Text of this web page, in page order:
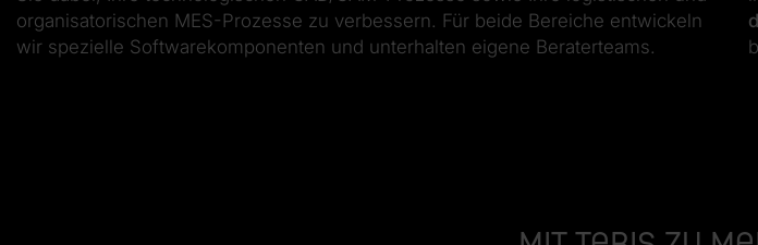
organisatorischen MES-Prozesse zu verbessern. Für beide Bereiche entwickeln
wir spezielle Softwarekomponenten und unterhalten eigene Beraterteams.